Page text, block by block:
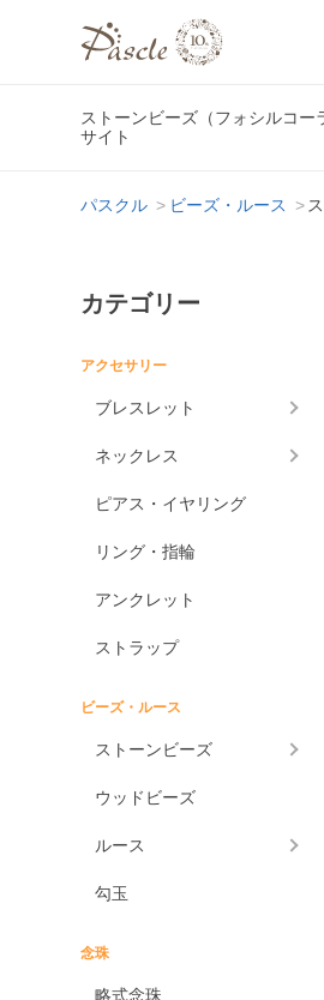
ストーンビーズ（フォシルコ
サイト
パスクル ビーズ・ルース
カテゴリー
アクセサリー
ブレスレット
ネックレス
ピアス・イヤリング
リング・指輪
アンクレット
ストラップ
ビーズ・ルース
ストーンビーズ
ウッドビーズ
ルース
勾玉
念珠
略式念珠